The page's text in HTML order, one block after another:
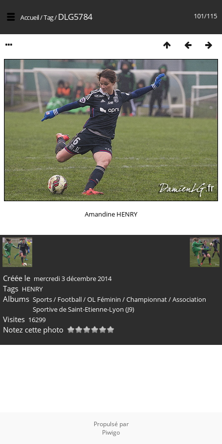
101/115
Accueil/Tag/DLG5784
Amandine HENRY
Créée le mercredi 3 décembre 2014
Tags HENRY
Albums Sports/ Football/OL Féminin /Championnat/Association
Sportive de Saint-Etienne-Lyon (J9)
Visites 16299
Notez cette photo
Propulsé par
Piwigo